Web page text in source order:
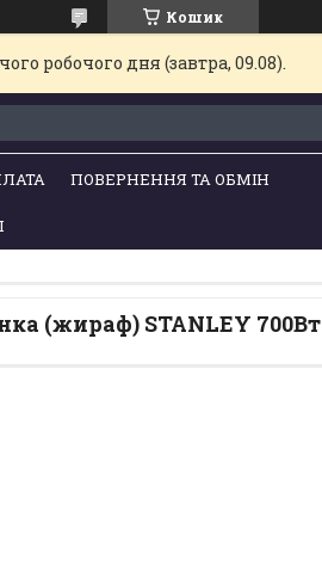
Кошик
робочого дня (завтра, 09.08).
ПОВЕРНЕННЯ ТА ОБМІН
(жираф) STANLEY 700Вт